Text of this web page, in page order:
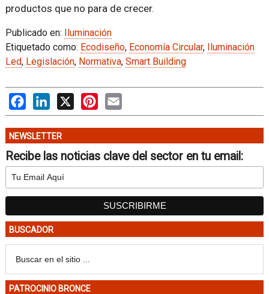
productos que no para de crecer.
Publicado en: Iluminación
Etiquetado como: Ecodiseño, Economía Circular, Iluminación
Led, Legislación, Normativa, Smart Building
FacebookLinkedIn
X PinterestEmail
NEWSLETTER
Recibe las noticias clave del sector en tu email:
BUSCADOR
PATROCINIO BRONCE